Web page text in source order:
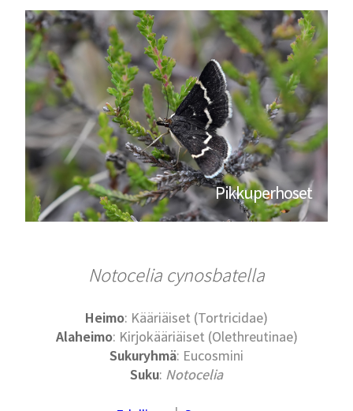
Pikkuperhoset
Notocelia cynosbatella
Heimo: Kääriäiset (Tortricidae)
Alaheimo: Kirjokääriäiset (Olethreutinae)
Sukuryhmä: Eucosmini
Suku: Notocelia